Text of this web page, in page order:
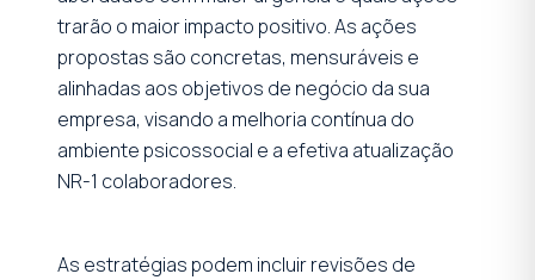
trarão o maior impacto positivo. As ações
propostas são concretas, mensuráveis e
alinhadas aos objetivos de negócio da sua
empresa, visando a melhoria contínua do
ambiente psicossocial e a efetiva atualização
NR-1 colaboradores.
As estratégias podem incluir revisões de